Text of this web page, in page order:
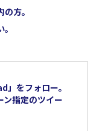
方。
」をフォロー。
ン指定のツイー